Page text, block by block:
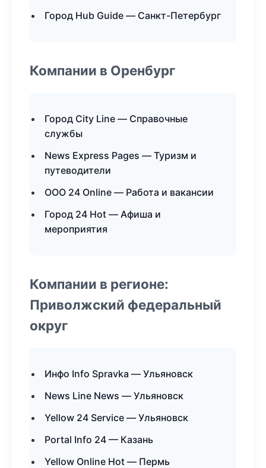
Город Hub Guide — Санкт-Петербург
Компании в Оренбург
Город City Line — Справочные
службы
News Express Pages — Туризм и
путеводители
ООО 24 Online — Работа и вакансии
Город 24 Hot — Афиша и
мероприятия
Компании в регионе:
Приволжский федеральный
округ
Инфо Info Spravka — Ульяновск
News Line News — Ульяновск
Yellow 24 Service — Ульяновск
Portal Info 24 — Казань
Yellow Online Hot — Пермь